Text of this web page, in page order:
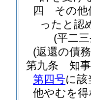
四
その
ったと認
(平二
(返還の債
第九条
知
第四号に該
他やむを